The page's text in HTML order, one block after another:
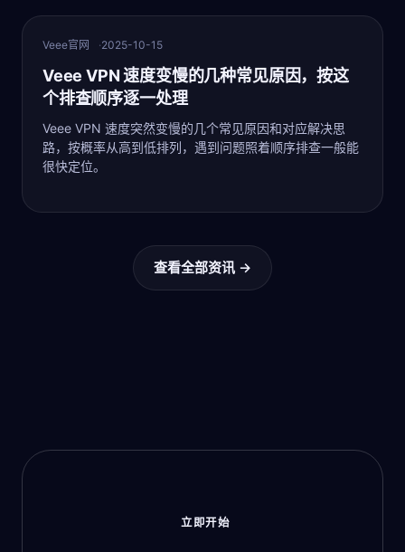
最新
Veee官网 2025-10-15
Veee VPN 速度变慢的几种常见原因，按这
个排查顺序逐一处理
Veee VPN 速度突然变慢的几个常见原因和对应解决思
路，按概率从高到低排列，遇到问题照着顺序排查一般能
很快定位。
查看全部资讯 →
立即开始